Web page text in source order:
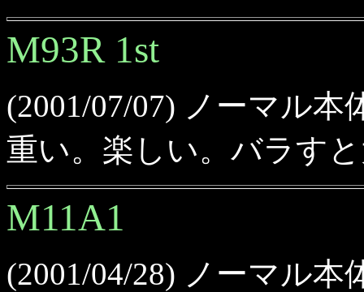
M93R 1st
(2001/07/07) ノーマル本
重い。楽しい。バラす
M11A1
(2001/04/28) ノーマル本